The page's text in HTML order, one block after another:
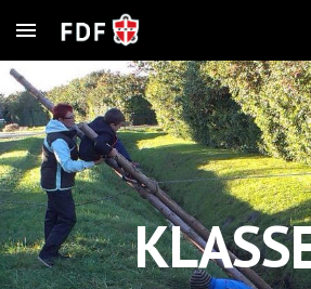
Skip to main content